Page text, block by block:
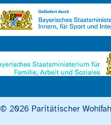
© 2026 Paritätischer